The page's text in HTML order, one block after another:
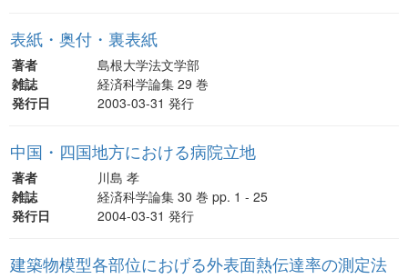
表紙・奥付・裏表紙
著者
島根大学法文学部
雑誌
経済科学論集 29 巻
発行日
2003-03-31 発行
中国・四国地方における病院立地
著者
川島 孝
雑誌
経済科学論集 30 巻 pp. 1 - 25
発行日
2004-03-31 発行
建築物模型各部位におげる外表面熱伝達率の測定法